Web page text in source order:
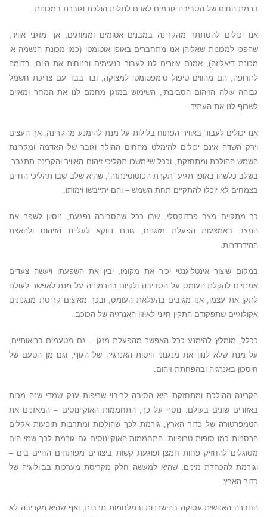
ברמת החום של הסביבה גורמים לאדם לתלות הולכת וגוברת במכונות.
אנו יכולים להסתתר מהקרינה במבנים אטומים וממוזגים, אך מזגני אוויר,
שהפכו למכונות שאליהן אנו מתחברים באופן אוטומטי (כמו מכונת הנשמה או
מכונת דיאליזה), אמנם עוזרים לנו לעבור בנעימים ובנוחות את היום, בדומה
לתרופה, הם מהווים טיפול סימפטומטי למצוקה, ובד בבד עם צריכת חשמל
גבוהה עולה הזיהום הסביבתי, השימוש במזגן מחמם לנו את המחר ומאיים
לשרוף לנו את העתיד.
אנו יכולים לעבוד באוויר הפתוח בלילות על מנת להימנע מהקרינה, אך העצים
וירק השדה אינם יכולים להימלט מהחום ההולך וגובר של האדמה ומקרינת
השמש ההולכת ומתחזקת, וככל שיימשכו תהליכי זיהום האוויר והקרינה תתגבר,
בשלב כלשהו באופן תגיע “תקרת הפוטוסינתזה”, שהיא שלב שבו תהליכי החיים
בצמחים לא יוכלו להתקיים תחת השמש – והם יתייבשו וימותו.
כך מתקיים מצב פרדוקסלי, שבו ככל שהסביבה נפגעת, ניסיון לשפר את
המצב באמצעות הפעלת מזגנים, גורם דווקא לעליית הזיהום ולהאצת
ההידרדרות.
במקום שיצור אינטליגנטי יכיר את מקומו, יבין את השפעתו ויעשה צעדים
אמתיים להקלת העומס על הסביבה ולקיום בהרמוניה על מנת לאפשר לעולם
לתקן את עצמו, אנו מגיבים בהעלאת העומס, ובכך מאיצים קריסת מנגנונים
אקולוגיים שתפקודם התקין חיוני לאיזון האנרגיה של הכוכב.
ככלל, מומלץ להימנע ככל האפשר מהפעלת מזגן – גם מטעמים בריאותיים,
על מנת שלא לנוון את מנגנוני וויסות האנרגיה של הגוף, וגם מן הטעם של
חיסכון באנרגיה ובהפחתת זיהום.
הקרינה ההולכת ומתחזקת היא הסיבה לריבוי שריפות ענק שמדי שנה מכות
באזורים שונים בעולם. נוסף על כך, התחממות האוקיינוסים – המאזנים את
הטמפרטורה של כדור הארץ, גורמת לכך שהולכות ומתרבות תופעות אקלים
הרסניות כמו סופות טרופיות. התחממות האוקיינוסים גם גורמת לכך שמי הים
מסוגלים להחזיק פחות חמצן ופוגעת קשות ביצורים מפותחים החיים בים –
וגורמת להכחדת מינים, שהיא למעשה חלק מקריסת מערכות בביולוגיה של
כדור הארץ.
החברה האנושית עסוקה בהישרדות ובמלחמות תרבות, ואף שהיא מקריבה לא